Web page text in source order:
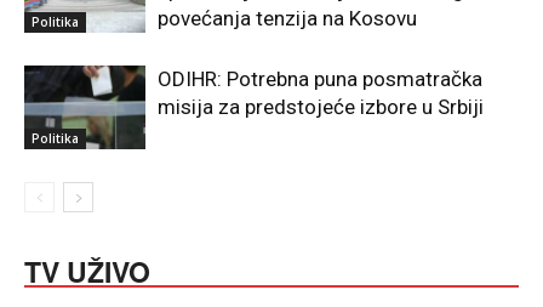
Politika
povećanja tenzija na Kosovu
Politika
ODIHR: Potrebna puna posmatračka
misija za predstojeće izbore u Srbiji
TV UŽIVO